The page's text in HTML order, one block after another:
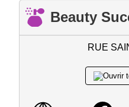
Beauty
RUE